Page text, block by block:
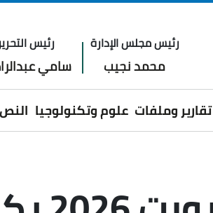
رئيس مجلس الإدارة
محمد نجيب
رئيس التحرير
سامي
تقارير وملفات علوم وتكنولوجيا